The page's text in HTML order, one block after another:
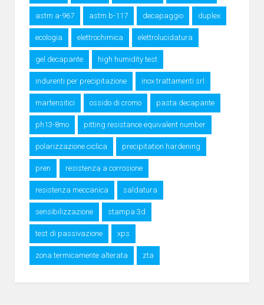
astm a-967 astm b-117 decapaggio duplex
ecologia elettrochimica elettrolucidatura
gel decapante high humidity test
indurenti per precipitazione inox trattamenti srl
martensitici ossido di cromo pasta decapante
ph13-8mo pitting resistance equivalent number
polarizzazione ciclica precipitation hardening
pren resistenza a corrosione
resistenza meccanica saldatura
sensibilizzazione stampa 3d
test di passivazione xps
zona termicamente alterata zta